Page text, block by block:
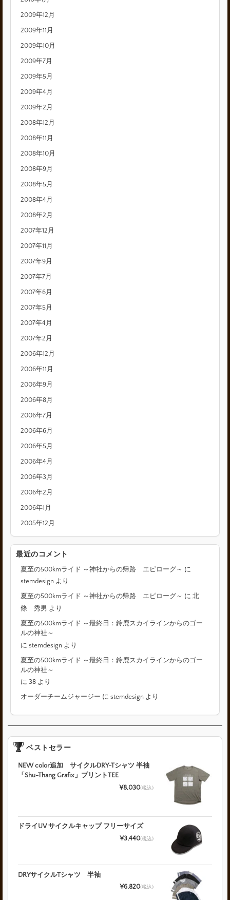
2009年12月
2009年11月
2009年10月
2009年7月
2009年5月
2009年4月
2009年2月
2008年12月
2008年11月
2008年10月
2008年9月
2008年5月
2008年4月
2008年2月
2007年12月
2007年11月
2007年9月
2007年7月
2007年6月
2007年5月
2007年4月
2007年2月
2006年12月
2006年11月
2006年9月
2006年8月
2006年7月
2006年6月
2006年5月
2006年4月
2006年3月
2006年2月
2006年1月
2005年12月
最近のコメント
夏至の500kmライド ～神社からの帰路 エピローグ～ に
stemdesign より
夏至の500kmライド ～神社からの帰路 エピローグ～ に北
條 秀男 より
夏至の500kmライド ～最終日：鈴鹿スカイラインからのゴー
ルの神社～
にstemdesign より
夏至の500kmライド ～最終日：鈴鹿スカイラインからのゴー
ルの神社～
に38 より
オーダーチームジャージー にstemdesign より
ベストセラー
NEW color追加 サイクルDRY-Tシャツ 半袖
「Shu-Thang Grafix」プリントTEE
¥8,030(税込)
ドライUV サイクルキャップ フリーサイズ
¥3,440(税込)
DRYサイクルTシャツ 半袖
¥6,820(税込)